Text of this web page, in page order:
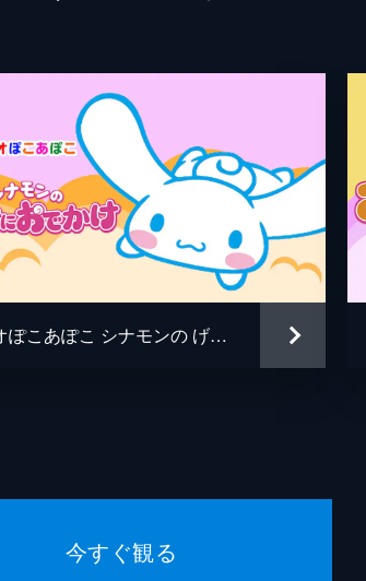
サンリオぽこあぽこ シナモンの げんきにおでかけ
今すぐ観る